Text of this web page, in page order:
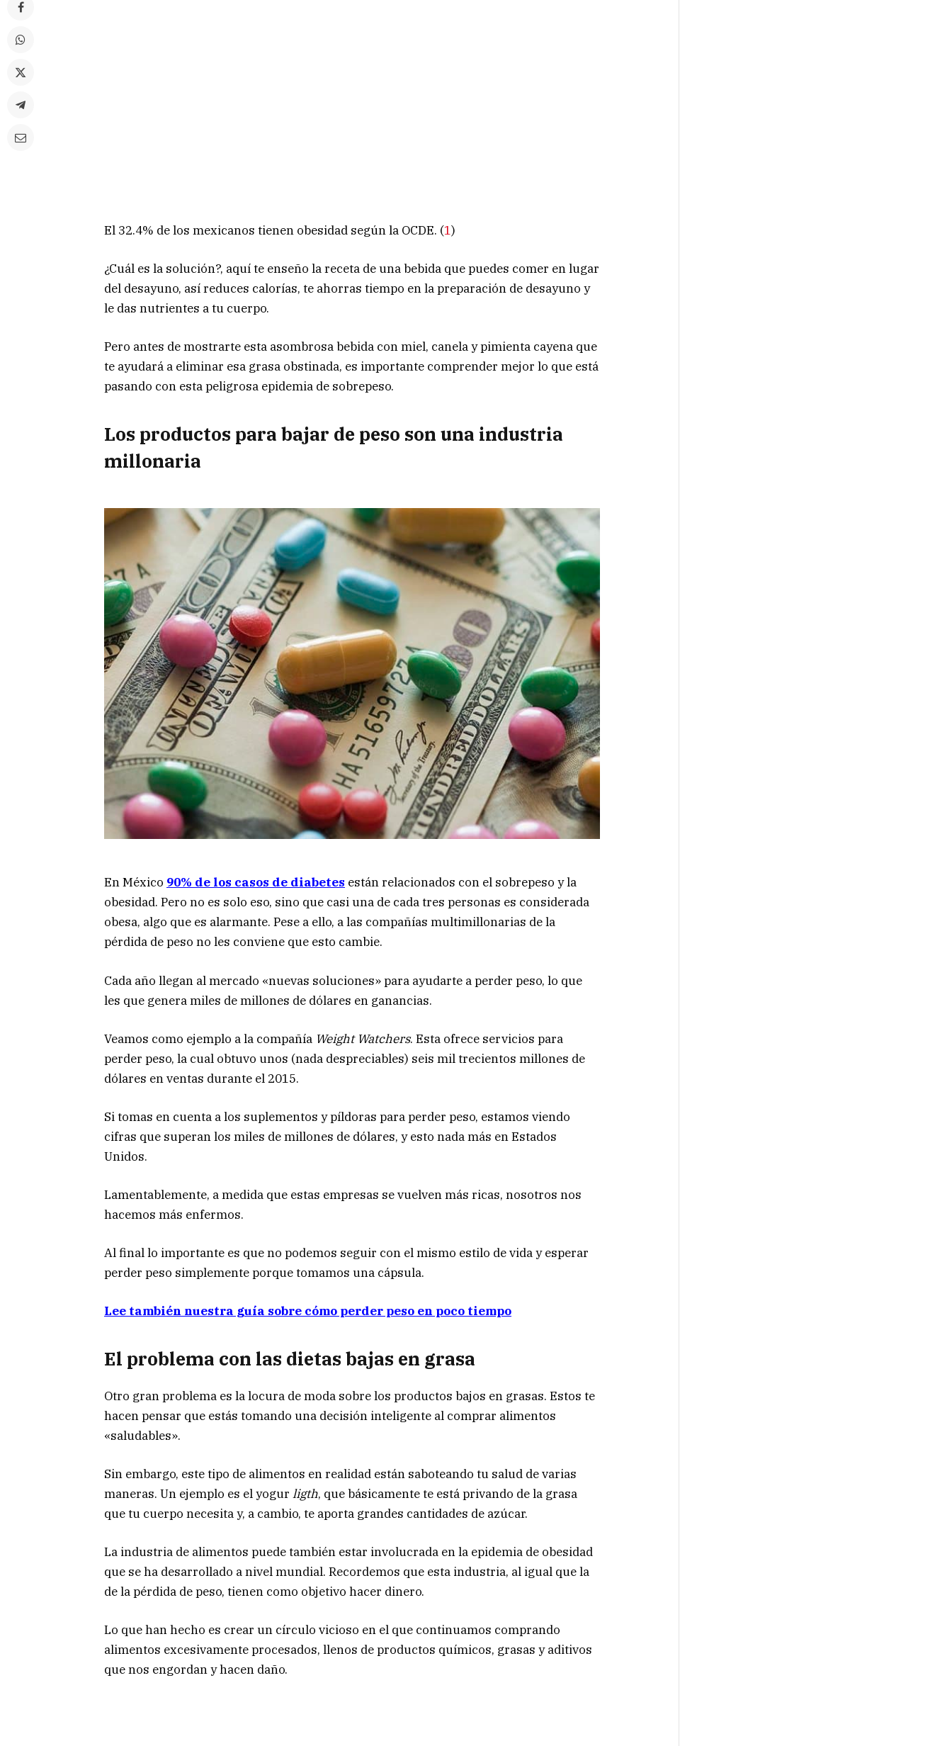
El 32.4% de los mexicanos tienen obesidad según la OCDE. (1)
¿Cuál es la solución?, aquí te enseño la receta de una bebida que puedes comer en lugar
del desayuno, así reduces calorías, te ahorras tiempo en la preparación de desayuno y
le das nutrientes a tu cuerpo.
Pero antes de mostrarte esta asombrosa bebida con miel, canela y pimienta cayena que
te ayudará a eliminar esa grasa obstinada, es importante comprender mejor lo que está
pasando con esta peligrosa epidemia de sobrepeso.
Los productos para bajar de peso son una industria
millonaria
En México 90% de los casos de diabetes están relacionados con el sobrepeso y la
obesidad. Pero no es solo eso, sino que casi una de cada tres personas es considerada
obesa, algo que es alarmante. Pese a ello, a las compañías multimillonarias de la
pérdida de peso no les conviene que esto cambie.
Cada año llegan al mercado «nuevas soluciones» para ayudarte a perder peso, lo que
les que genera miles de millones de dólares en ganancias.
Veamos como ejemplo a la compañía Weight Watchers. Esta ofrece servicios para
perder peso, la cual obtuvo unos (nada despreciables) seis mil trecientos millones de
dólares en ventas durante el 2015.
Si tomas en cuenta a los suplementos y píldoras para perder peso, estamos viendo
cifras que superan los miles de millones de dólares, y esto nada más en Estados
Unidos.
Lamentablemente, a medida que estas empresas se vuelven más ricas, nosotros nos
hacemos más enfermos.
Al final lo importante es que no podemos seguir con el mismo estilo de vida y esperar
perder peso simplemente porque tomamos una cápsula.
Lee también nuestra guía sobre cómo perder peso en poco tiempo
El problema con las dietas bajas en grasa
Otro gran problema es la locura de moda sobre los productos bajos en grasas. Estos te
hacen pensar que estás tomando una decisión inteligente al comprar alimentos
«saludables».
Sin embargo, este tipo de alimentos en realidad están saboteando tu salud de varias
maneras. Un ejemplo es el yogur ligth, que básicamente te está privando de la grasa
que tu cuerpo necesita y, a cambio, te aporta grandes cantidades de azúcar.
La industria de alimentos puede también estar involucrada en la epidemia de obesidad
que se ha desarrollado a nivel mundial. Recordemos que esta industria, al igual que la
de la pérdida de peso, tienen como objetivo hacer dinero.
Lo que han hecho es crear un círculo vicioso en el que continuamos comprando
alimentos excesivamente procesados, llenos de productos químicos, grasas y aditivos
que nos engordan y hacen daño.